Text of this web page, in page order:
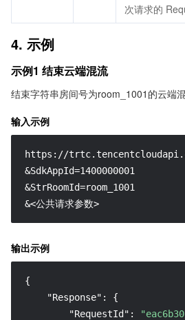
次请求的
4. 示例
示例1 结束云端混流
结束字符串房间号为room_1001的云端混
输入示例
https://
&SdkAppId=1400000001
&StrRoomId=room_1001
&<公共请求参数>
输出示例
{
"Response" :
{
"RequestId" :